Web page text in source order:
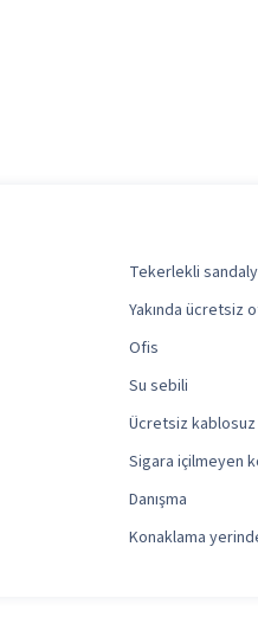
Tekerlekli
Yakında ücretsiz
Ofis
Su sebili
Ücretsiz
Sigara içilmeyen
Danışma
Konaklama